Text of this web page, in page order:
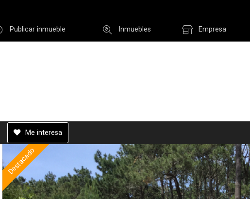
Enviar
Usuario
Registro
Publicar inmueble Inmuebles Empresa
Me interesa
Destacado